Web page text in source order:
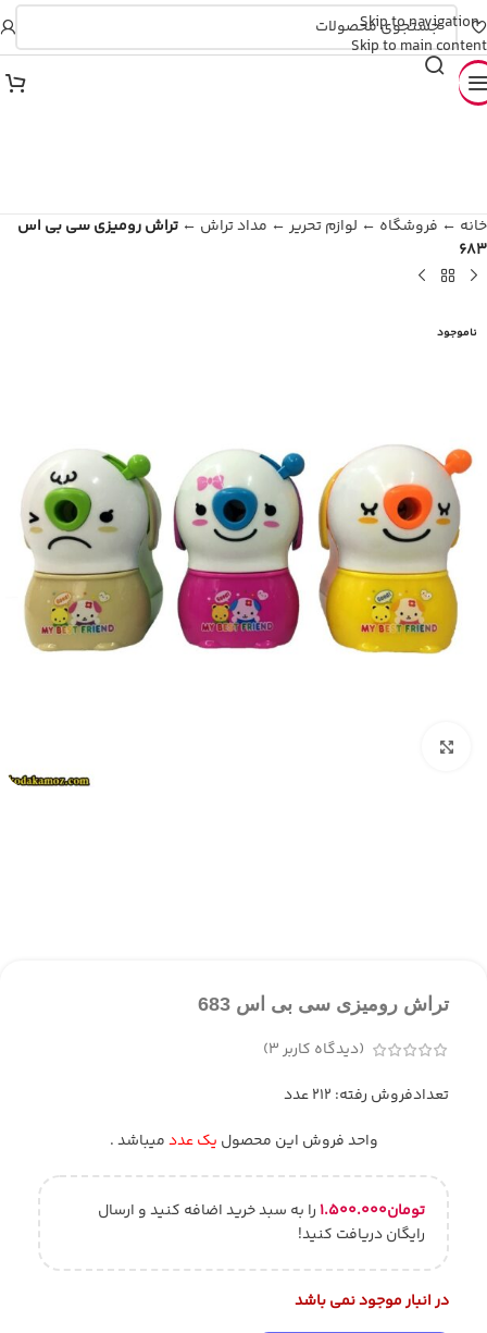
Skip to navigation
Skip to main content
💎 تارا و دیجی‌پی (تایید آنی)
خانه ← فروشگاه ← لوازم تحریر ← مداد تراش ← تراش رومیزی سی بی اس
683
ناموجود
تراش رومیزی سی بی اس 683
(دیدگاه کاربر3
)
تعدادفروش رفته: 212 عدد
واحد فروش این محصول یک عددمیباشد .
تومان۱.۵۰۰.۰۰۰ را به سبد خرید اضافه کنید و ارسال
رایگان دریافت کنید!
در انبار موجود نمی باشد